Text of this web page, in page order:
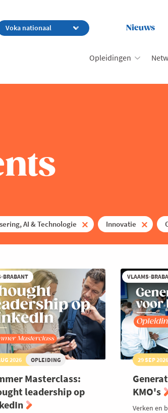
Nieuws
Opleidingen
AI & Technologie Innovatie
BRABANT
2026 OPLEIDING
Masterclass:
leadership op
VLAAMS-
29 SEP 2026
KMO's
Verken en